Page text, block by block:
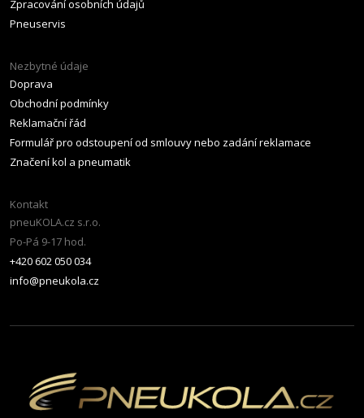
Zpracování osobních údajů
Pneuservis
Nezbytné údaje
Doprava
Obchodní podmínky
Reklamační řád
Formulář pro odstoupení od smlouvy nebo zadání reklamace
Značení kol a pneumatik
Kontakt
pneuKOLA.cz s.r.o.
Po-Pá 9-17 hod.
+420 602 050 034
info@pneukola.cz